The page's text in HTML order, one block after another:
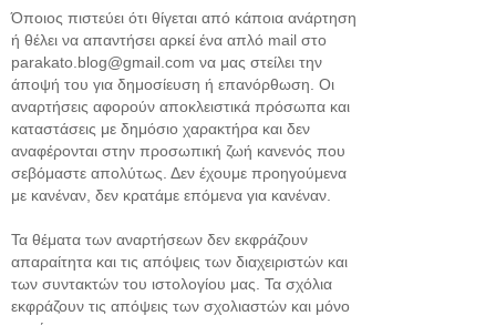
Όποιος πιστεύει ότι θίγεται από κάποια ανάρτηση
ή θέλει να απαντήσει αρκεί ένα απλό mail στο
parakato.blog@gmail.com να μας στείλει την
άποψή του για δημοσίευση ή επανόρθωση. Οι
αναρτήσεις αφορούν αποκλειστικά πρόσωπα και
καταστάσεις με δημόσιο χαρακτήρα και δεν
αναφέρονται στην προσωπική ζωή κανενός που
σεβόμαστε απολύτως. Δεν έχουμε προηγούμενα
με κανέναν, δεν κρατάμε επόμενα για κανέναν.
Τα θέματα των αναρτήσεων δεν εκφράζουν
απαραίτητα και τις απόψεις των διαχειριστών και
των συντακτών του ιστολογίου μας. Τα σχόλια
εκφράζουν τις απόψεις των σχολιαστών και μόνο